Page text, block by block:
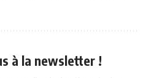
à la newsletter !